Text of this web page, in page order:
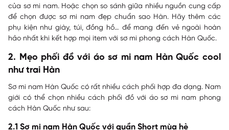
của sơ mi nam. Hoặc chọn so sánh giữa nhiều nguồn cung cấp
để chọn được sơ mi nam đẹp chuẩn sao Hàn. Hãy thêm các
phụ kiện như giày, túi, đồng hồ… để mang đến vẻ ngoài hoàn
hảo nhất khi kết hợp mọi item với sơ mi phong cách Hàn Quốc.
2. Mẹo phối đồ với áo sơ mi nam Hàn Quốc cool
như trai Hàn
Sơ mi nam Hàn Quốc có rất nhiều cách phối hợp đa dạng. Nam
giới có thể chọn nhiều cách phối đồ với áo sơ mi nam phong
cách Hàn Quốc như sau:
2.1 Sơ mi nam Hàn Quốc với quần Short mùa hè